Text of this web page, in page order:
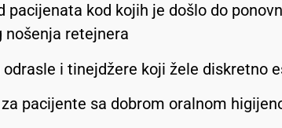
pacijenata kod kojih je došlo do
nošenja retejnera
odrasle i tinejdžere koji žele diskretno
pacijente sa dobrom oralnom